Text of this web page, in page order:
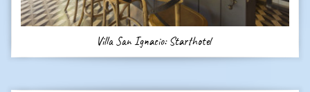
Villa San Ignacio: Starthotel